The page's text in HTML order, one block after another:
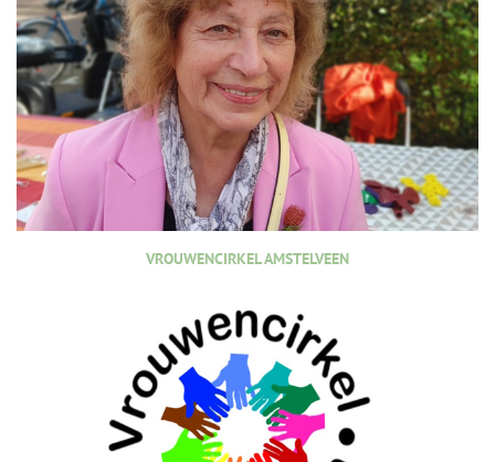
VROUWENCIRKEL AMSTELVEEN